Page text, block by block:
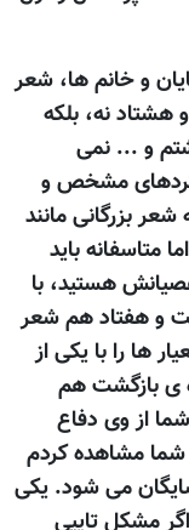
آقايان و خانم ها، شعر
نه، بلکه
و ... نمی
مشخص و
بزرگانی مانند
متاسفانه بايد
هستيد، با
و هفتاد هم شعر
ها را با يکی از
ی بازگشت هم
از وی دفاع
شما مشاهده کردم
می شود. يکی
مشکل تايپی